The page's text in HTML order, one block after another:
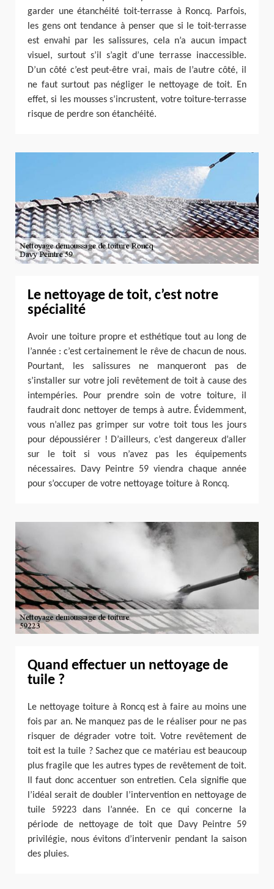
garder une étanchéité toit-terrasse à Roncq. Parfois,
les gens ont tendance à penser que si le toit-terrasse
est envahi par les salissures, cela n’a aucun impact
visuel, surtout s’il s’agit d’une terrasse inaccessible.
D’un côté c’est peut-être vrai, mais de l’autre côté, il
ne faut surtout pas négliger le nettoyage de toit. En
effet, si les mousses s’incrustent, votre toiture-terrasse
risque de perdre son étanchéité.
Le nettoyage de toit, c’est notre
spécialité
Avoir une toiture propre et esthétique tout au long de
l’année : c’est certainement le rêve de chacun de nous.
Pourtant, les salissures ne manqueront pas de
s’installer sur votre joli revêtement de toit à cause des
intempéries. Pour prendre soin de votre toiture, il
faudrait donc nettoyer de temps à autre. Évidemment,
vous n’allez pas grimper sur votre toit tous les jours
pour dépoussiérer ! D’ailleurs, c’est dangereux d’aller
sur le toit si vous n’avez pas les équipements
nécessaires. Davy Peintre 59 viendra chaque année
pour s’occuper de votre nettoyage toiture à Roncq.
Quand effectuer un nettoyage de
tuile ?
Le nettoyage toiture à Roncq est à faire au moins une
fois par an. Ne manquez pas de le réaliser pour ne pas
risquer de dégrader votre toit. Votre revêtement de
toit est la tuile ? Sachez que ce matériau est beaucoup
plus fragile que les autres types de revêtement de toit.
Il faut donc accentuer son entretien. Cela signifie que
l’idéal serait de doubler l’intervention en nettoyage de
tuile 59223 dans l’année. En ce qui concerne la
période de nettoyage de toit que Davy Peintre 59
privilégie, nous évitons d’intervenir pendant la saison
des pluies.